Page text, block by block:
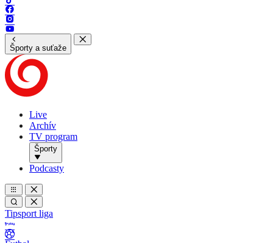
Športy a suťaže
Live
Archív
TV program
Športy
Podcasty
Tipsport liga